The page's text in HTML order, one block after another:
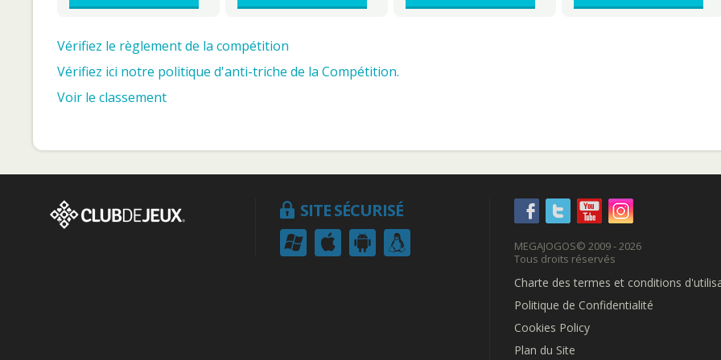
Vérifiez le règlement de la compétition
Vérifiez ici notre politique d'anti-triche de la Compétition.
Voir le classement
SITE SÉCURISÉ
MEGAJOGOS© 2009 - 2026
Tous droits réservés
Charte des termes et conditions
Politique de Confidentialité
Cookies Policy
Plan du Site